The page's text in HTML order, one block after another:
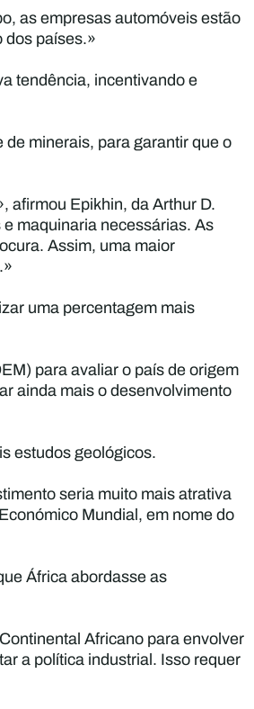
as empresas automóveis estão
dos países.»
tendência, incentivando e
minerais, para garantir que o
afirmou Epikhin, da Arthur D.
maquinaria necessárias. As
Assim, uma maior
uma percentagem mais
para avaliar o país de origem
ainda mais o desenvolvimento
estudos geológicos.
seria muito mais atrativa
Mundial, em nome do
África abordasse as
Africano para envolver
a política industrial. Isso requer